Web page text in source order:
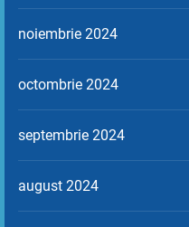
noiembrie 2024
octombrie 2024
septembrie 2024
august 2024